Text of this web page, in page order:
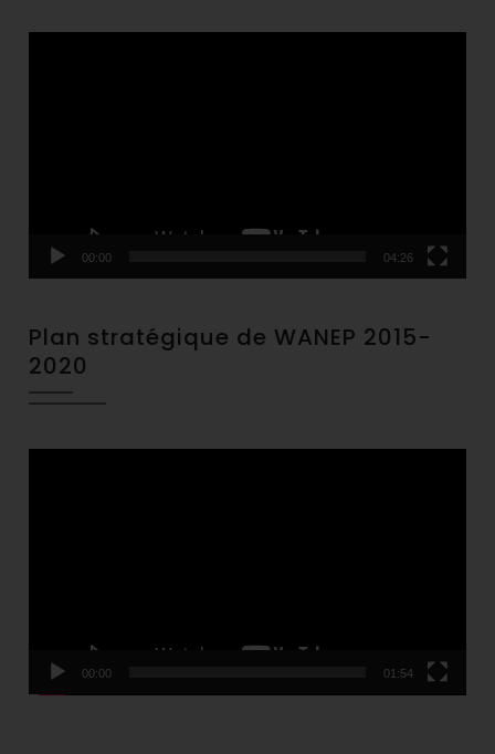
00:00 04:26
Plan stratégique de WANEP 2015-
2020
00:00 01:54